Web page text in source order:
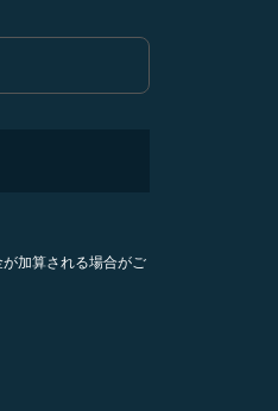
ラス Selected
加算される場合がご